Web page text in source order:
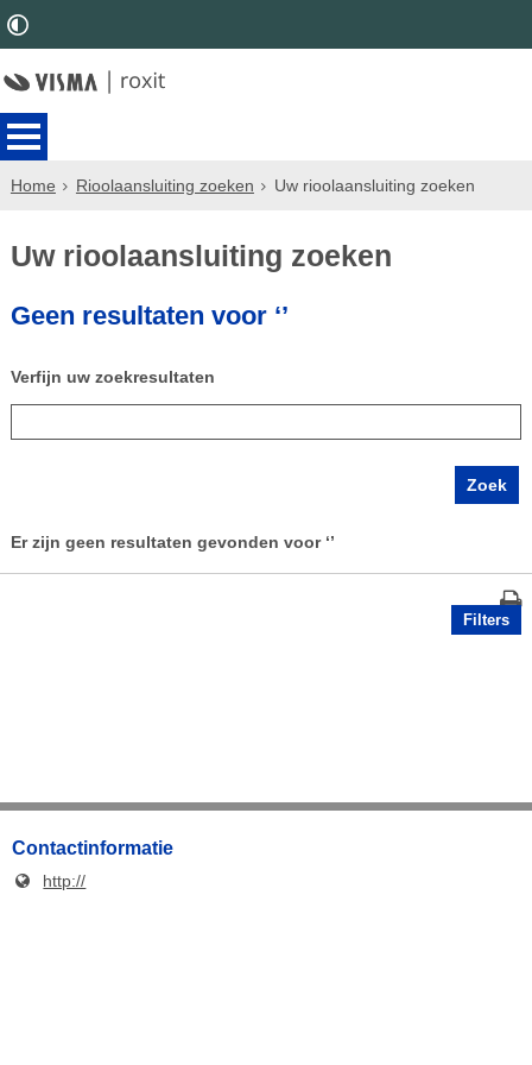
Home Rioolaansluiting zoeken Uw rioolaansluiting zoeken
Uw rioolaansluiting zoeken
Geen resultaten voor ‘’
Verfijn uw zoekresultaten
Er zijn geen resultaten gevonden voor ‘’
Filters
Contactinformatie
http://